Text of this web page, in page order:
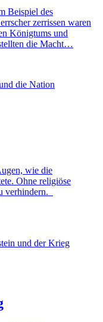
Beispiel des
zerrissen waren
Königtums und
die Macht…
wie die
Ohne religiöse
verhindern.